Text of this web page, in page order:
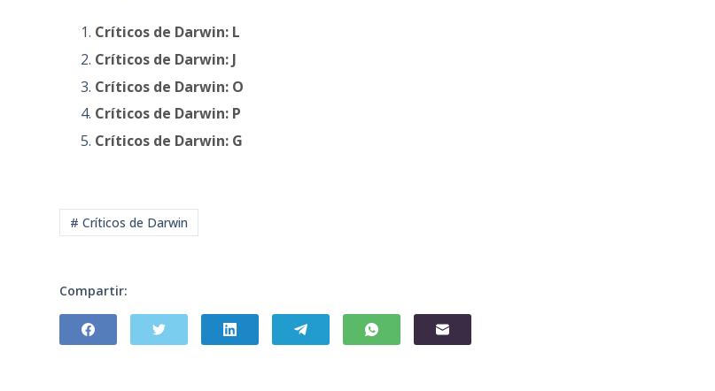
Críticos de Darwin: L
Críticos de Darwin: J
Críticos de Darwin: O
Críticos de Darwin: P
Críticos de Darwin: G
# Críticos de Darwin
Compartir: